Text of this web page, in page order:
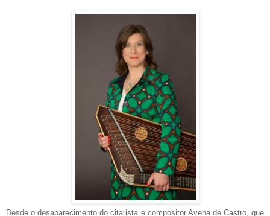
Desde o desaparecimento do citarista e compositor Avena de Castro, que